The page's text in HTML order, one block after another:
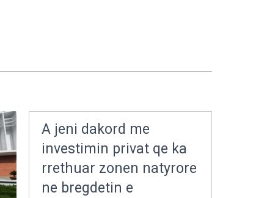
A jeni dakord me
investimin privat qe ka
rrethuar zonen natyrore
ne bregdetin e